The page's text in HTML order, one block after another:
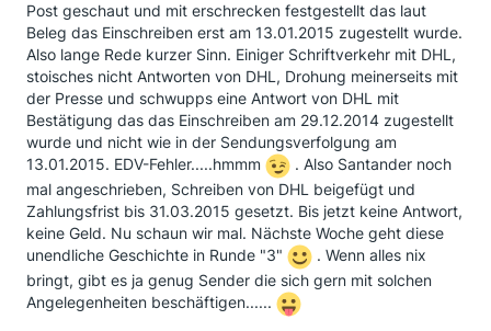
Post geschaut und mit erschrecken festgestellt das laut
Beleg das Einschreiben erst am 13.01.2015 zugestellt wurde.
Also lange Rede kurzer Sinn. Einiger Schriftverkehr mit DHL,
stoisches nicht Antworten von DHL, Drohung meinerseits mit
der Presse und schwupps eine Antwort von DHL mit
Bestätigung das das Einschreiben am 29.12.2014 zugestellt
wurde und nicht wie in der Sendungsverfolgung am
13.01.2015. EDV-Fehler.....hmmm
. Also Santander noch
mal angeschrieben, Schreiben von DHL beigefügt und
Zahlungsfrist bis 31.03.2015 gesetzt. Bis jetzt keine Antwort,
keine Geld. Nu schaun wir mal. Nächste Woche geht diese
unendliche Geschichte in Runde "3"
. Wenn alles nix
bringt, gibt es ja genug Sender die sich gern mit solchen
Angelegenheiten beschäftigen......